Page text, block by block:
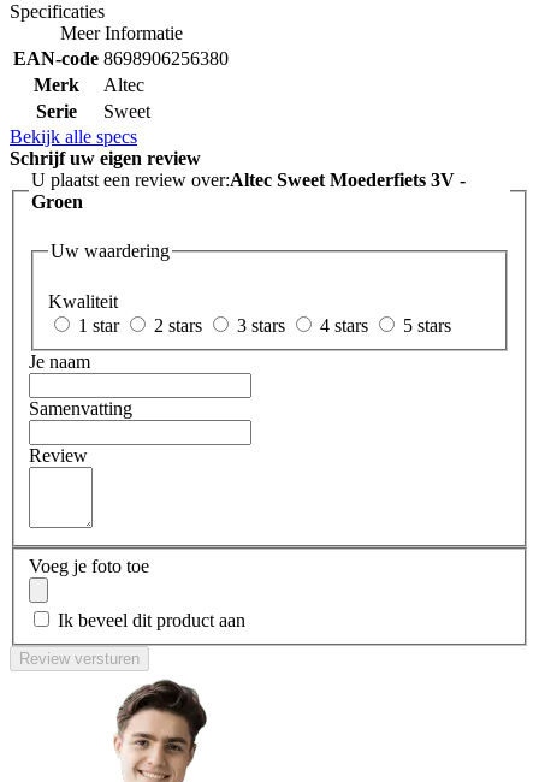
Specificaties
Meer Informatie
EAN-code 8698906256380
Merk
Altec
Serie
Sweet
Bekijk alle specs
Schrijf uw eigen review
U plaatst een review over:Altec Sweet Moederfiets 3V -
Groen
Uw waardering
Kwaliteit
1 star
2 stars 3 stars 4 stars
5 stars
Je naam
Samenvatting
Review
Voeg je foto toe
Ik beveel dit product aan
Review versturen